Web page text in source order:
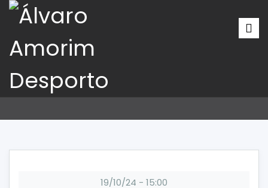
19/10/24 - 15:00